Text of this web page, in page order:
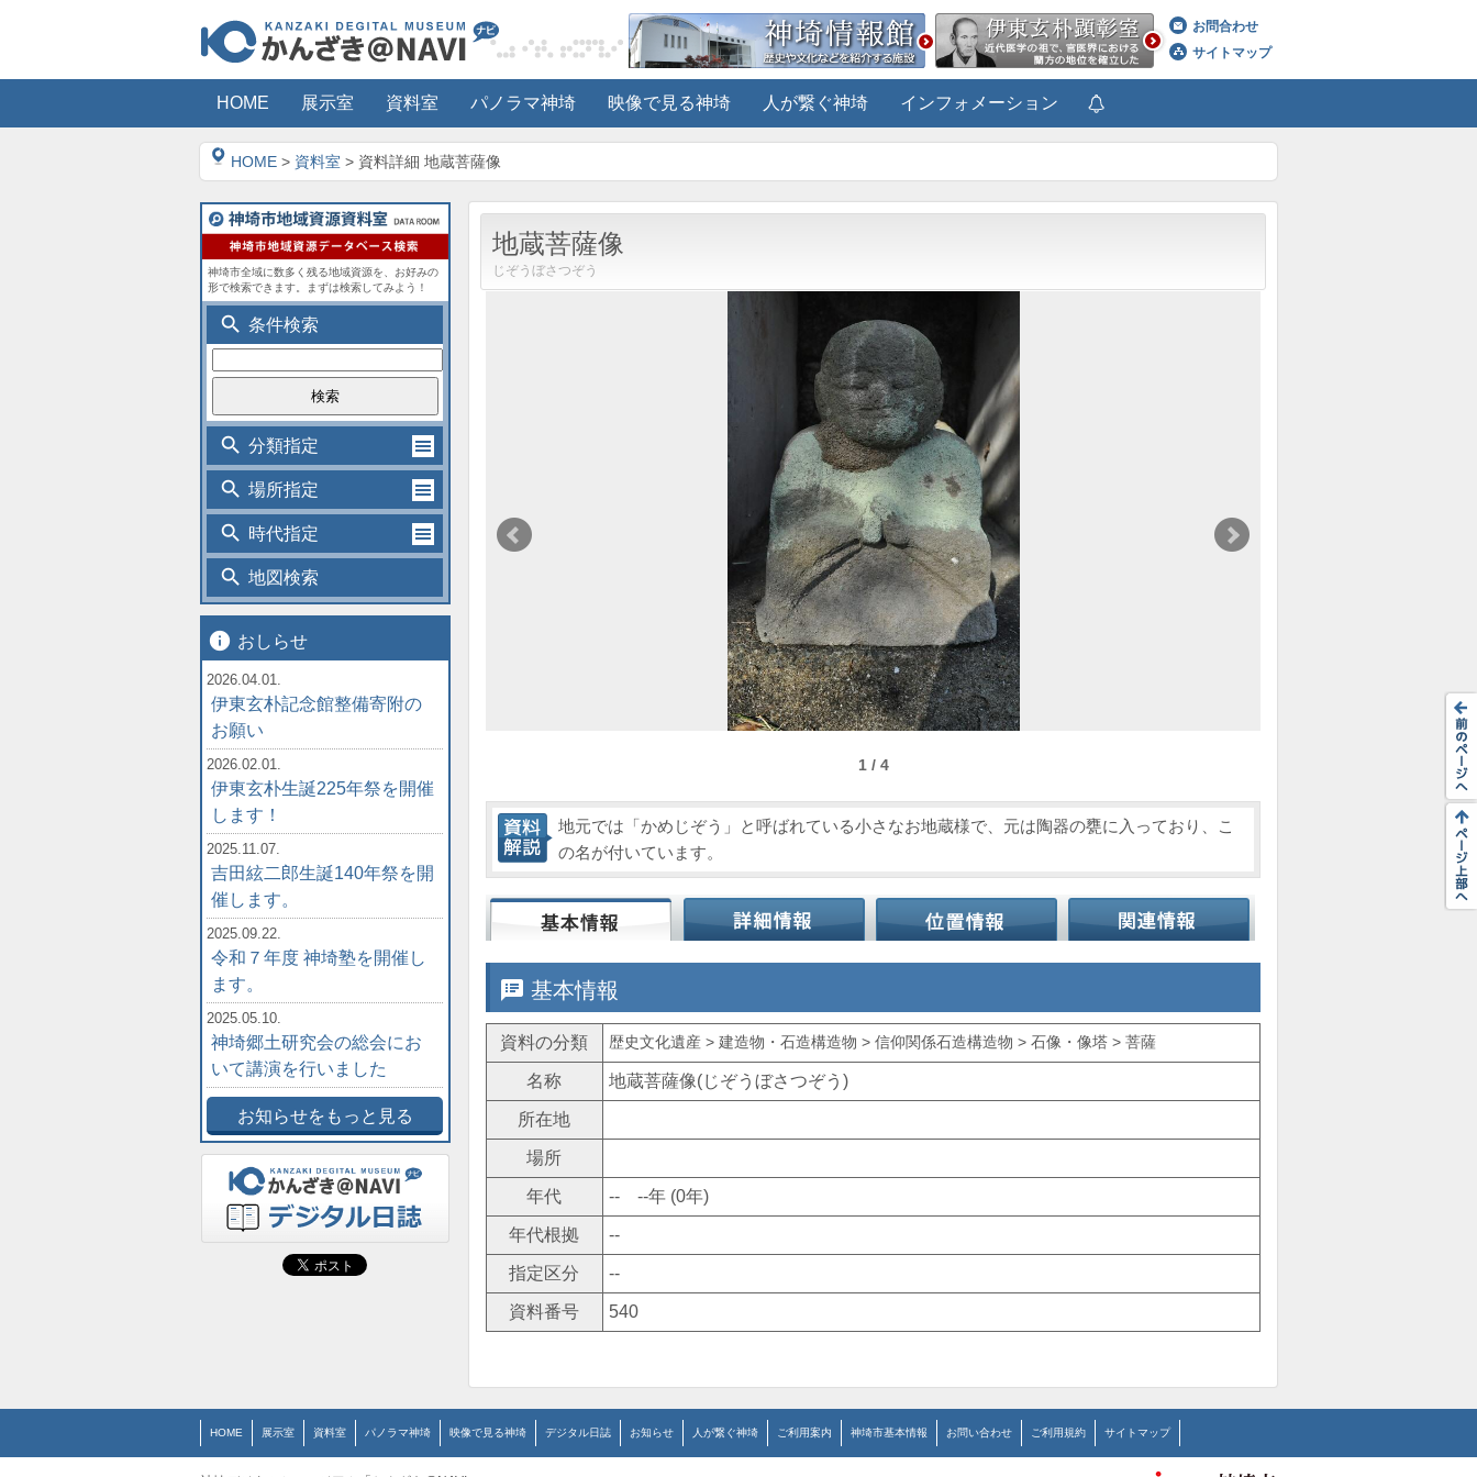
お問合わせ
サイトマップ
HOME 展示室 資料室 パノラマ神埼 映像で見る神埼 人が繋ぐ神埼 インフォメーション
HOME > 資料室 > 資料詳細 地蔵菩薩像
地蔵菩薩像
じぞうぼさつぞう
1 / 4
地元では「かめじぞう」と呼ばれている小さなお地蔵様で、元は陶器の甕に入っており、こ
の名が付いています。
speaker_notes 基本情報
資料の分類 歴史文化遺産 > 建造物・石造構造物 > 信仰関係石造構造物 > 石像・像塔 > 菩薩
名称 地蔵菩薩像(じぞうぼさつぞう)
所在地
場所
年代 -- --年 (0年)
年代根拠 --
指定区分 --
資料番号 540
神埼市全域に数多く残る地域資源を、お好みの
形で検索できます。まずは検索してみよう！
search 条件検索
search 分類指定
search 場所指定
search 時代指定
search 地図検索
info おしらせ
2026.04.01.
伊東玄朴記念館整備寄附の
お願い
2026.02.01.
伊東玄朴生誕225年祭を開催
します！
2025.11.07.
吉田絃二郎生誕140年祭を開
催します。
2025.09.22.
令和７年度 神埼塾を開催し
ます。
2025.05.10.
神埼郷土研究会の総会にお
いて講演を行いました
お知らせをもっと見る
HOME 展示室 資料室 パノラマ神埼 映像で見る神埼 デジタル日誌 お知らせ 人が繋ぐ神埼 ご利用案内 神埼市基本情報 お問い合わせ ご利用規約 サイトマップ